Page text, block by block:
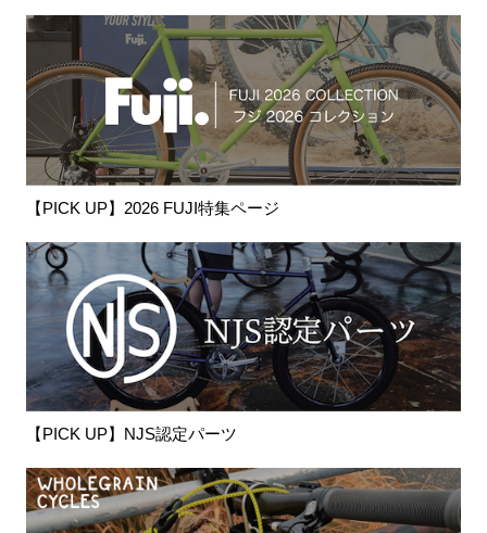
【PICK UP】2026 FUJI特集ページ
【PICK UP】NJS認定パーツ